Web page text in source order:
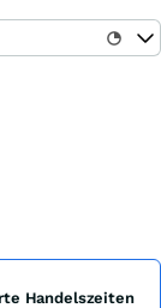
Handelszeiten